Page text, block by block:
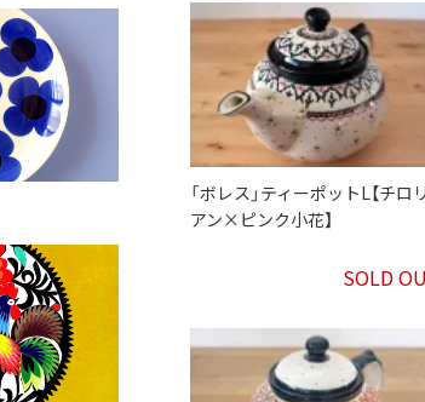
「ボレス」ティーポットL【チロリ
アン×ピンク小花】
SOLD